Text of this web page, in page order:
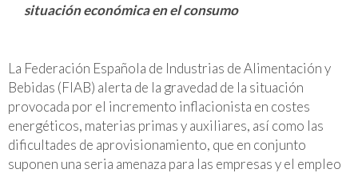
situación económica en el consumo
La Federación Española de Industrias de Alimentación y
Bebidas (FIAB) alerta de la gravedad de la situación
provocada por el incremento inflacionista en costes
energéticos, materias primas y auxiliares, así como las
dificultades de aprovisionamiento, que en conjunto
suponen una seria amenaza para las empresas y el empleo